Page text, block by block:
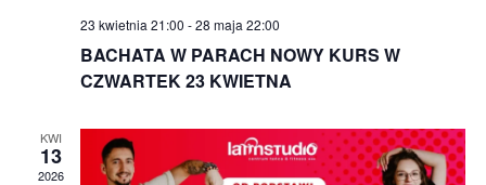
23 kwietnia 21:00 -28 maja 22:00
BACHATA W PARACH NOWY KURS W
CZWARTEK 23 KWIETNA
KWI
13
2026